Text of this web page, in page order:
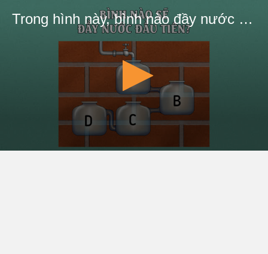
Trong hình này, bình nào đầy nước đầu tiên? | MeQuiz